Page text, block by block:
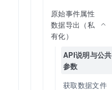
原始事件属性
数据导出（私
有化）
API说明与公共
参数
获取数据文件